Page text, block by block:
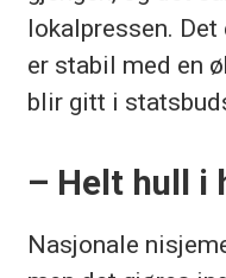
lokalpressen.
er stabil med en
blir gitt i
– Helt hull i
Nasjonale